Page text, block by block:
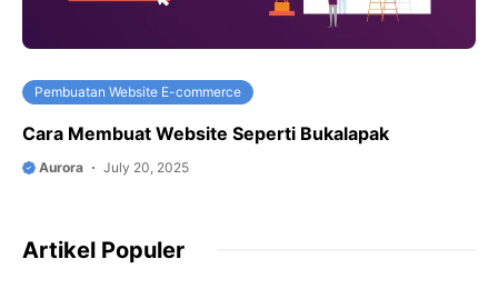
Pembuatan Website E-commerce
Cara Membuat Website Seperti Bukalapak
Aurora July 20, 2025
Artikel Populer